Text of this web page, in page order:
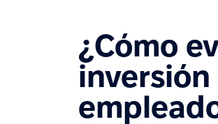
¿Cómo